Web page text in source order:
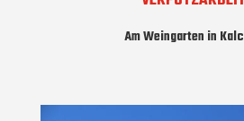
Am Weingarten in